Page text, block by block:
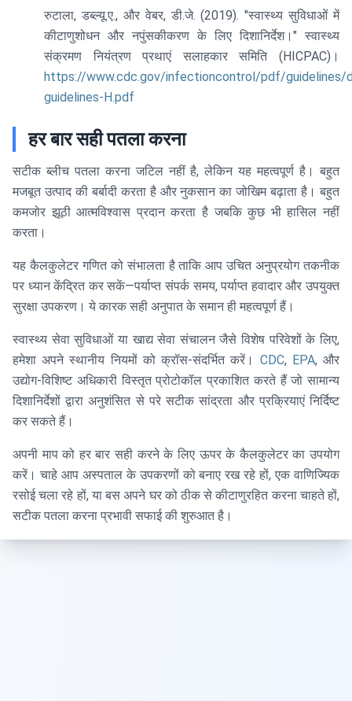
रुटाला, डब्ल्यू.ए., और वेबर, डी.जे. (2019). "स्वास्थ्य सुविधाओं में
कीटाणुशोधन और नपुंसकीकरण के लिए दिशानिर्देश।" स्वास्थ्य
संक्रमण नियंत्रण प्रथाएं सलाहकार समिति (HICPAC)।
https://www.cdc.gov/infectioncontrol/pdf/guidelines/
guidelines-H.pdf
हर बार सही पतला करना
सटीक ब्लीच पतला करना जटिल नहीं है, लेकिन यह महत्वपूर्ण है। बहुत
मजबूत उत्पाद की बर्बादी करता है और नुकसान का जोखिम बढ़ाता है। बहुत
कमजोर झूठी आत्मविश्वास प्रदान करता है जबकि कुछ भी हासिल नहीं
करता।
यह कैलकुलेटर गणित को संभालता है ताकि आप उचित अनुप्रयोग तकनीक
पर ध्यान केंद्रित कर सकें—पर्याप्त संपर्क समय, पर्याप्त हवादार और उपयुक्त
सुरक्षा उपकरण। ये कारक सही अनुपात के समान ही महत्वपूर्ण हैं।
स्वास्थ्य सेवा सुविधाओं या खाद्य सेवा संचालन जैसे विशेष परिवेशों के लिए,
हमेशा अपने स्थानीय नियमों को क्रॉस-संदर्भित करें। CDC, EPA, और
उद्योग-विशिष्ट अधिकारी विस्तृत प्रोटोकॉल प्रकाशित करते हैं जो सामान्य
दिशानिर्देशों द्वारा अनुशंसित से परे सटीक सांद्रता और प्रक्रियाएं निर्दिष्ट
कर सकते हैं।
अपनी माप को हर बार सही करने के लिए ऊपर के कैलकुलेटर का उपयोग
करें। चाहे आप अस्पताल के उपकरणों को बनाए रख रहे हों, एक वाणिज्यिक
रसोई चला रहे हों, या बस अपने घर को ठीक से कीटाणुरहित करना चाहते हों,
सटीक पतला करना प्रभावी सफाई की शुरुआत है।